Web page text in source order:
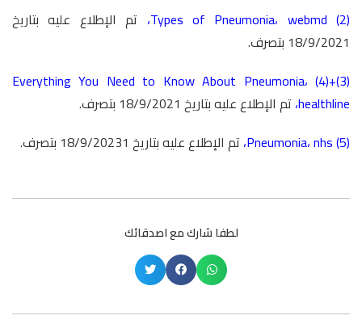
(2)
Types of Pneumonia، webmd ، تم الإطلاع عليه بتاريخ
18/9/2021 بتصرف.
(3)+(4)
Everything You Need to Know About Pneumonia،
healthline، تم الإطلاع عليه بتاريخ 18/9/2021 بتصرف.
(5)
Pneumonia،nhs ، تم الإطلاع عليه بتاريخ 18/9/20231 بتصرف.
لطفا شارك مع اصدقائك